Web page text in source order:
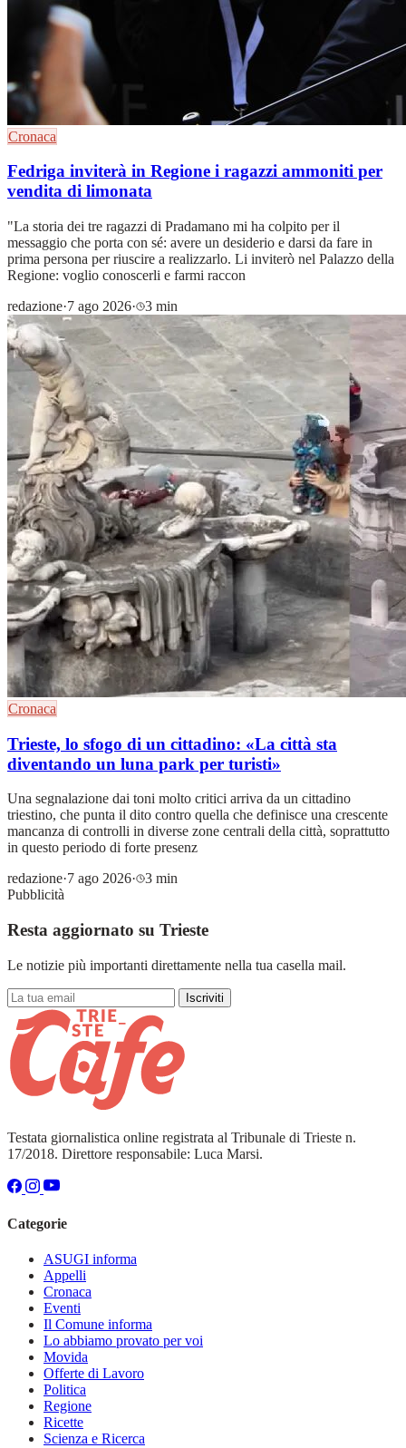
Cronaca
Fedriga inviterà in Regione i ragazzi ammoniti per
vendita di limonata
"La storia dei tre ragazzi di Pradamano mi ha colpito per il
messaggio che porta con sé: avere un desiderio e darsi da fare in
prima persona per riuscire a realizzarlo. Li inviterò nel Palazzo della
Regione: voglio conoscerli e farmi raccon
redazione·7 ago 2026· 3 min
Cronaca
Trieste, lo sfogo di un cittadino: «La città sta
diventando un luna park per turisti»
Una segnalazione dai toni molto critici arriva da un cittadino
triestino, che punta il dito contro quella che definisce una crescente
mancanza di controlli in diverse zone centrali della città, soprattutto
in questo periodo di forte presenz
redazione·7 ago 2026·
3 min
Pubblicità
Resta aggiornato su Trieste
Le notizie più importanti direttamente nella tua casella mail.
Iscriviti
Testata giornalistica online registrata al Tribunale di Trieste n.
17/2018. Direttore responsabile: Luca Marsi.
Categorie
ASUGI informa
Appelli
Cronaca
Eventi
Il Comune informa
Lo abbiamo provato per voi
Movida
Offerte di Lavoro
Politica
Regione
Ricette
Scienza e Ricerca